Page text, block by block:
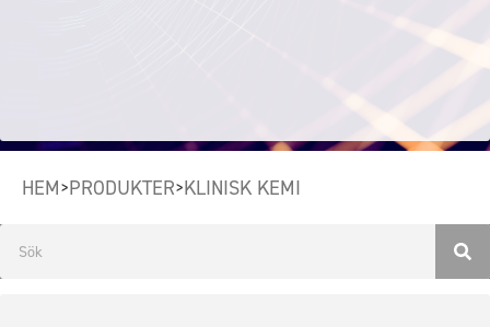
HEM>PRODUKTER>KLINISK KEMI